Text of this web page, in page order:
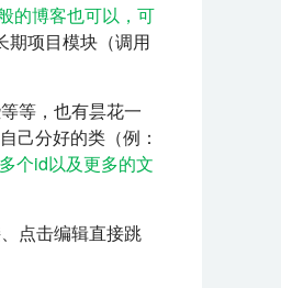
的博客也可以，可
期项目模块（调用
等，也有昙花一
己分好的类（例：
个id以及更多的文
点击编辑直接跳